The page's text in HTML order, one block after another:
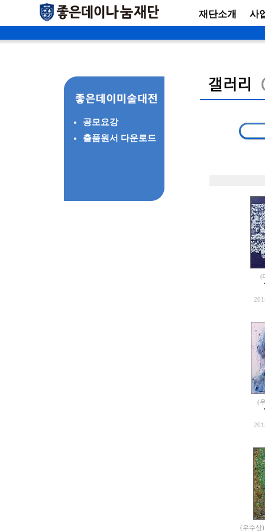
재단소개 사
공모요강
출품원서 다운로드
(
(
(우수상